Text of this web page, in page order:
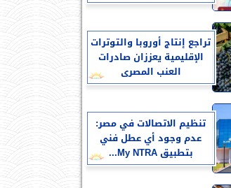
تراجع إنتاج أوروبا والتوترات
الإقليمية يعززان صادرات
العنب المصرى
تنظيم الاتصالات في مصر:
عدم وجود أي عطل فني
بتطبيق My NTRA...